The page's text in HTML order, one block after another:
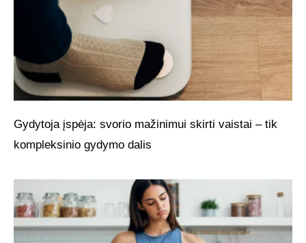
Gydytoja įspėja: svorio mažinimui skirti vaistai – tik
kompleksinio gydymo dalis